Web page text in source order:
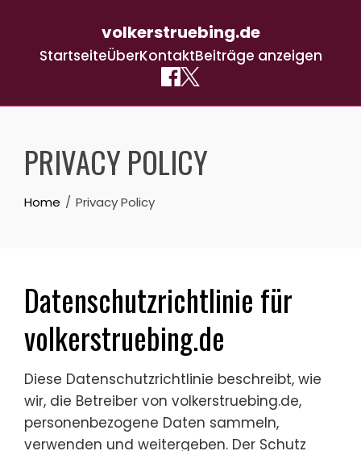
volkerstruebing.de
StartseiteÜberKontaktBeiträge anzeigen
contentPRIVACY POLICY
Home Privacy Policy
Datenschutzrichtlinie für
volkerstruebing.de
Diese Datenschutzrichtlinie beschreibt, wie
wir, die Betreiber von volkerstruebing.de,
personenbezogene Daten sammeln,
verwenden und weitergeben. Der Schutz